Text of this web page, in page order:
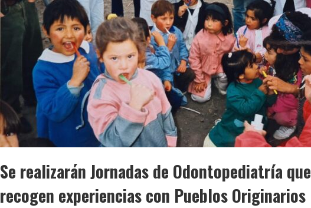
Se realizarán Jornadas de Odontopediatría que
recogen experiencias con Pueblos Originarios